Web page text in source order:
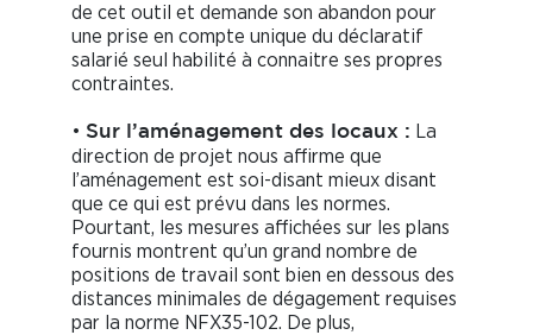
de cet outil et demande son abandon pour
une prise en compte unique du déclaratif
salarié seul habilité à connaitre ses propres
contraintes.
• Sur l’aménagement des locaux : La
direction de projet nous affirme que
l’aménagement est soi-disant mieux disant
que ce qui est prévu dans les normes.
Pourtant, les mesures affichées sur les plans
fournis montrent qu’un grand nombre de
positions de travail sont bien en dessous des
distances minimales de dégagement requises
par la norme NFX35-102. De plus,